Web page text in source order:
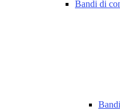
Bandi di